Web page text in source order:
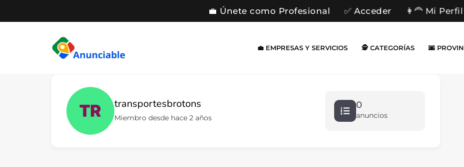
💼 Únete como Profesional ✅ Acceder 👩‍🦰 Mi Perfil
💼 EMPRESAS Y SERVICIOS 🕵️ CATEGORÍAS 🌆
transportesbrotons
Miembro desde hace 2 años
0
anuncios